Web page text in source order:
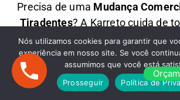
Precisa de uma Mudança
Tiradentes? A Karretocuida de
paraescritórios, lojas e empresas
impactos e garantindo agilidade
dos seus móveis e equipamentos
treinada e planejamento
Nós utilizamos cookies para garantir que
experiência em nosso site. Se você
assumimos que você está
Prosseguir
Política de